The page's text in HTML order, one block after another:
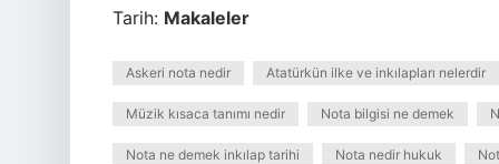
Tarih: Makaleler
Askeri nota nedir Atatürkün ilke ve inkılapları nelerdir
Müzik kısaca tanımı nedir Nota bilgisi ne demek
Nota ne demek inkılap tarihi Nota nedir hukuk